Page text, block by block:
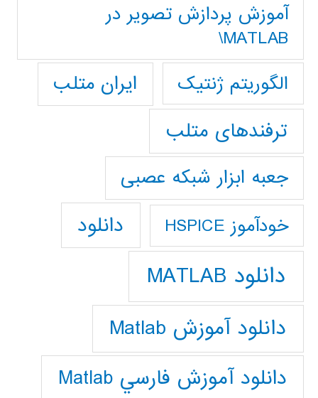
آموزش پردازش تصوير در
MATLAB\
الگوریتم ژنتیک
ایران متلب
ترفندهای متلب
جعبه ابزار شبکه عصبی
خودآموز HSPICE دانلود
دانلود MATLAB
دانلود آموزش Matlab
دانلود آموزش فارسي Matlab